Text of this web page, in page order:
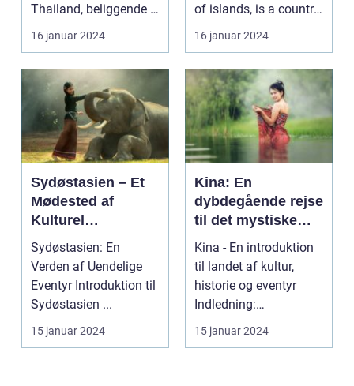
Thailand, beliggende i
hjertet af Sydøstasien,
byder...
16 januar 2024
of islands, is a country
deeply rooted in r...
16 januar 2024
Sydøstasien – Et
Mødested af
Kulturel
Mangfoldighed og
Breathtaking
Naturskønhed
Sydøstasien: En
Verden af Uendelige
Eventyr Introduktion til
Sydøstasien ...
15 januar 2024
Kina: En
dybdegående rejse
til det mystiske
Østens vidunder
Kina - En introduktion
til landet af kultur,
historie og eventyr
Indledning:
Velkommen til en
rejse...
15 januar 2024